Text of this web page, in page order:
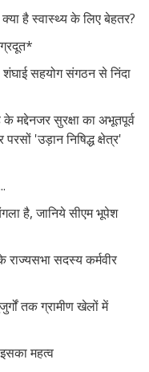
क्या है स्वास्थ्य के लिए बेहतर?
सहयोग संगठन से निंदा
मद्देनजर सुरक्षा का अभूतपूर्व
'उड़ान निषिद्ध क्षेत्र'
है, जानिये सीएम भूपेश
सदस्य कर्मवीर
तक ग्रामीण खेलों में
महत्व